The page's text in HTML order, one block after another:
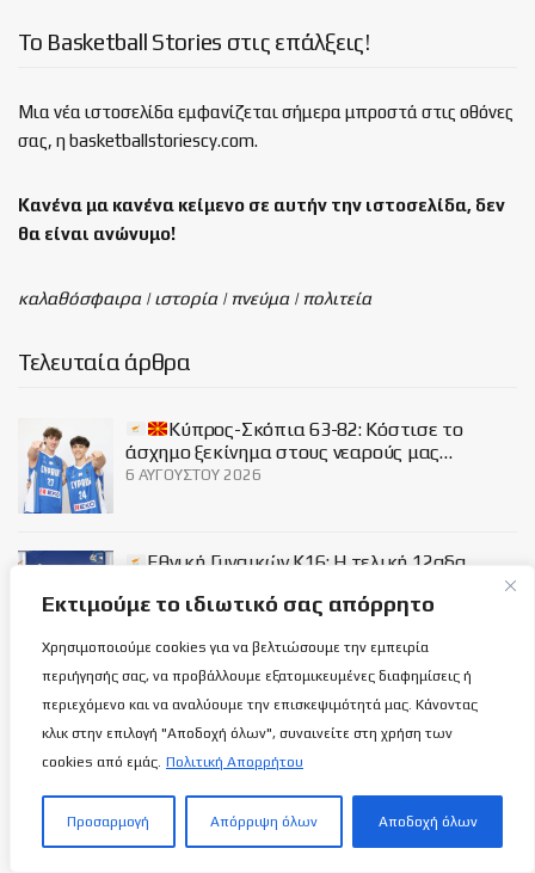
Εκτιμούμε το ιδιωτικό σας απόρρητο
Χρησιμοποιούμε cookies για να βελτιώσουμε την εμπειρία
περιήγησής σας, να προβάλλουμε εξατομικευμένες διαφημίσεις ή
περιεχόμενο και να αναλύουμε την επισκεψιμότητά μας. Κάνοντας
κλικ στην επιλογή "Αποδοχή όλων", συναινείτε στη χρήση των
cookies από εμάς. Πολιτική Απορρήτου
Προσαρμογή Απόρριψη όλων Αποδοχή όλων
Το Basketball Stories στις επάλξεις!
Μια νέα ιστοσελίδα εμφανίζεται σήμερα μπροστά στις οθόνες
σας, η basketballstoriescy.com.
Κανένα μα κανένα κείμενο σε αυτήν την ιστοσελίδα, δεν
θα είναι ανώνυμο!
καλαθόσφαιρα | ιστορία | πνεύμα | πολιτεία
Τελευταία άρθρα
Κύπρος-Σκόπια 63-82: Κόστισε το
άσχημο ξεκίνημα στους νεαρούς μας…
6 ΑΥΓΟΎΣΤΟΥ 2026
Εθνική Γυναικών Κ16: Η τελική 12αδα
6 ΑΥΓΟΎΣΤΟΥ 2026
ΑΠΟΕΛ: Ανακοίνωσε την απόκτηση του
Σόλωνα Αγγελή
6 ΑΥΓΟΎΣΤΟΥ 2026
Social